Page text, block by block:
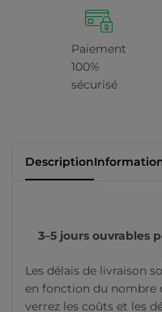
Paiement
100%
sécurisé
Description
3–5 jours ouvrables
Les délais de livraison
en fonction du nombre
verrez les coûts et les